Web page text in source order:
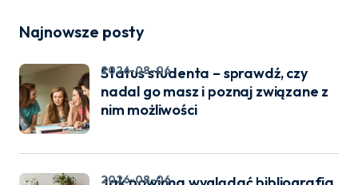
Najnowsze posty
Status studenta – sprawdź, czy
nadal go masz i poznaj związane z
nim możliwości
2026-08-06
2026-08-06